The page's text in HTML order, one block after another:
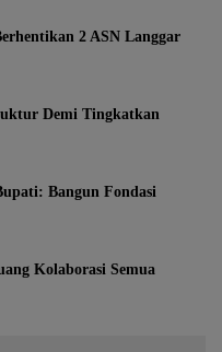
2 ASN Langgar
Demi Tingkatkan
Bangun Fondasi
Kolaborasi Semua